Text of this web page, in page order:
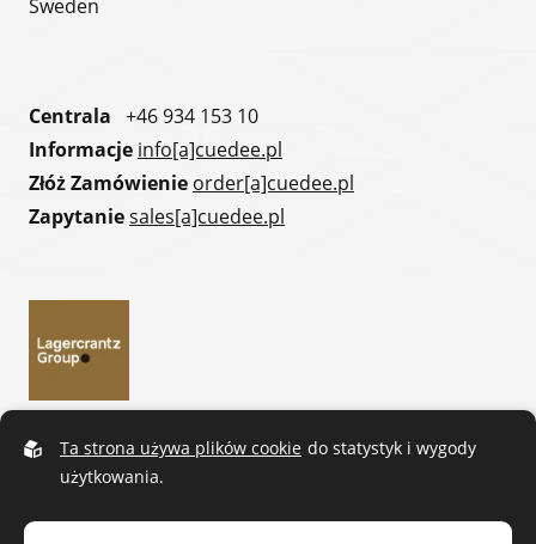
Centrala +46 934 153 10
Informacje info[a]cuedee.pl
Złóż Zamówienie order[a]cuedee.pl
Zapytaniesales[a]cuedee.pl
Ta strona używa plików cookie do statystyk i wygody
użytkowania.